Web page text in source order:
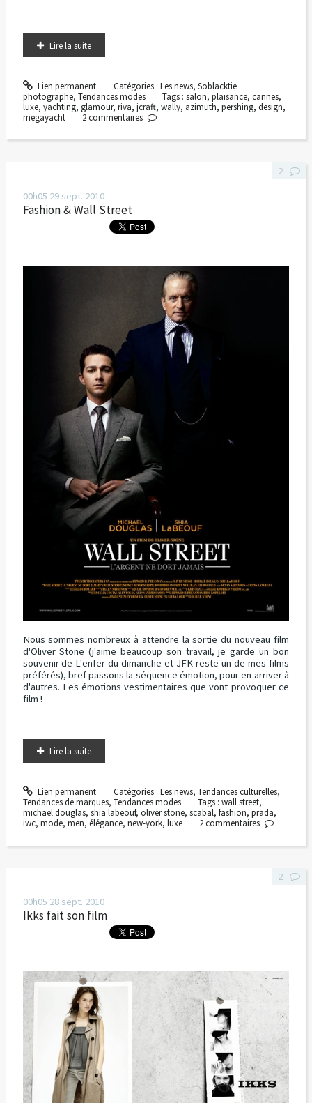
Lire la suite
Lien permanent Catégories : Les news, Soblacktie
photographe, Tendances modes Tags :salon,plaisance,cannes,
luxe, yachting, glamour, riva, jcraft, wally, azimuth, pershing, design,
megayacht
2commentaires
00h05 29 sept. 2010
Fashion & Wall Street
Nous sommes nombreux à attendre la sortie du nouveau film
d'Oliver Stone (j'aime beaucoup son travail, je garde un bon
souvenir de L'enfer du dimanche et JFK reste un de mes films
préférés), bref passons la séquence émotion, pour en arriver à
d'autres. Les émotions vestimentaires que vont provoquer ce
film !
Lire la suite
Lien permanent Catégories : Les news, Tendances culturelles,
Tendances de marques, Tendances modes Tags :wall street,
michael douglas, shia labeouf, oliver stone, scabal, fashion, prada,
iwc, mode, men, élégance, new-york, luxe
2
2commentaires
00h05 28 sept. 2010
Ikks fait son film
2